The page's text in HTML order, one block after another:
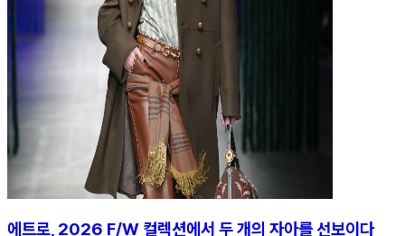
에트로, 2026 F/W 컬렉션에서 두 개의 자아를 선보이다